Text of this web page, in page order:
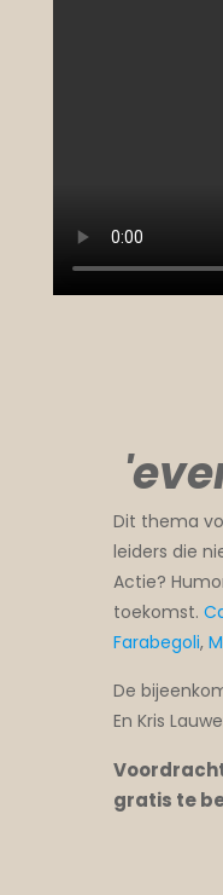
Dit thema
leiders die
Actie?
toekomst.
Farabegoli,
De
En Kris
gratis te